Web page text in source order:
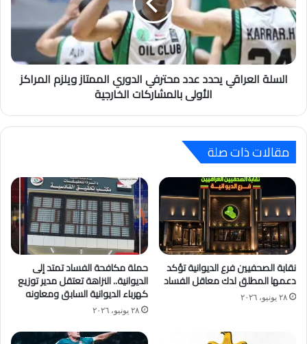
السلة العراقي يحدد عدد محترفي الدوري الممتاز ويلزم المراكز
الأولى بالمشاركات الخارجية
مقالات ذات صلة
نقابة الصحفيين فرع الديوانية تؤكد
دعمها المطلق لدك معاقل الفساد
٢٨ يونيو، ٢٠٢٦
حملة مكافحة الفساد تمتد إلى
الديوانية.. النزاهة تعتقل مدير توزيع
كهرباء الديوانية السابق ومعاونه
٢٨ يونيو، ٢٠٢٦